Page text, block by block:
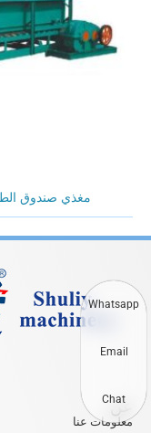
مغذي صندوق
عن
معلومات عنا
Whatsapp
Email
Chat